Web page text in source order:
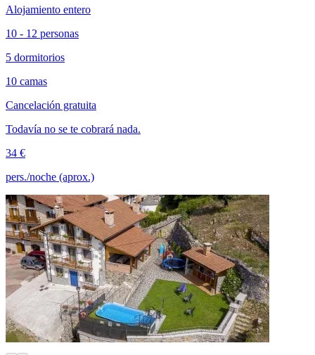
Alojamiento entero
10 - 12 personas
5 dormitorios
10 camas
Cancelación gratuita
Todavía no se te cobrará nada.
34 €
pers./noche (aprox.)